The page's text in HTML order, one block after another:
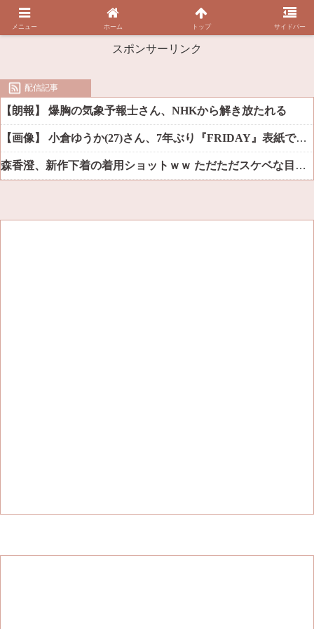
スポンサーリンク
配信記事
【朗報】 爆胸の気象予報士さん、NHKから解き放たれる
【画像】 小倉ゆうか(27)さん、7年ぶり『FRIDAY』表紙で神ボディ大解放
森香澄、新作下着の着用ショットｗｗ ただただスケベな目でしか見れんだろ！！
メニュー ホーム トップ サイドバー